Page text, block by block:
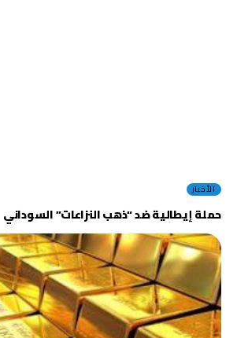
الأخبار
حملة إيطالية ضد “ذهب النزاعات” السوداني